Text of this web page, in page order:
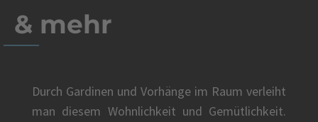
& mehr
Durch Gardinen und Vorhänge im Raum verleiht
man diesem Wohnlichkeit und Gemütlichkeit.